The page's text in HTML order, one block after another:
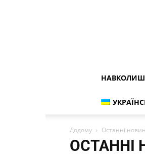
Додому Останні
ОСТАННІ